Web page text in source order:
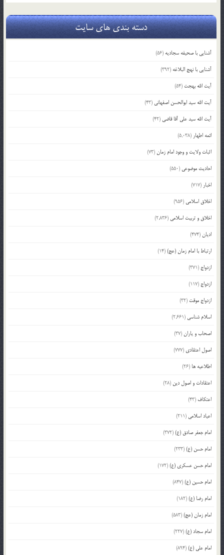
دسته بندی های سایت
آشنایی با صحیفه سجادیه (56)
آشنایی با نهج البلاغه (392)
آیت الله بهجت (54)
آیت الله سید ابوالحسن اصفهانی (43)
آیت الله سید علی آقا قاضی (42)
ائمه اطهار (5,038)
اثبات ولایت و وجود امام زمان(73)
احادیث موضوعی (550)
اخبار (717)
اخلاق اسلامی (956)
اخلاق و تربیت اسلامی (2,836)
ادیان(474)
ارتباط با امام زمان (عج)(14)
ازدواج (371)
ازدواج (117)
ازدواج موقت (32)
اسلام شناسی (2,661)
اصحاب و یاران(37)
اصول اعتقادی (777)
اطلاعیه ها (26)
اعتقادات و اصول دین (28)
اعتکاف (43)
اعیاد اسلامی (211)
امام جعفر صادق (ع)(372)
امام حسن (ع)(233)
امام حسن عسکری (ع)(172)
امام حسین (ع)(847)
امام رضا (ع)(182)
امام زمان (عج)(583)
امام سجاد (ع)(227)
امام علی (ع)(894)